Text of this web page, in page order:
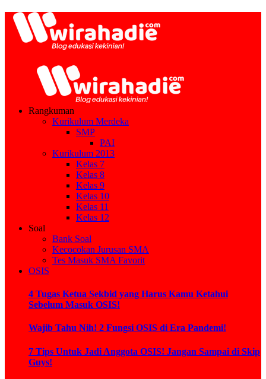
Rangkuman
Kurikulum Merdeka
SMP
PAI
Kurikulum 2013
Kelas 7
Kelas 8
Kelas 9
Kelas 10
Kelas 11
Kelas 12
Soal
Bank Soal
Kecocokan Jurusan SMA
Tes Masuk SMA Favorit
OSIS
4 Tugas Ketua Sekbid yang Harus Kamu Ketahui
Sebelum Masuk OSIS!
Wajib Tahu Nih! 2 Fungsi OSIS di Era Pandemi!
7 Tips Untuk Jadi Anggota OSIS! Jangan Sampai di Skip
Guys!